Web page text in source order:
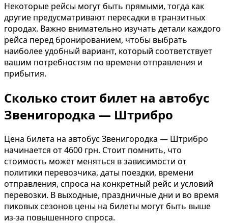
Некоторые рейсы могут быть прямыми, тогда как
другие предусматривают пересадки в транзитных
городах. Важно внимательно изучать детали каждого
рейса перед бронированием, чтобы выбрать
наиболее удобный вариант, который соответствует
вашим потребностям по времени отправления и
прибытия.
Сколько стоит билет на автобус
Звенигородка — Штрибро
Цена билета на автобус Звенигородка — Штрибро
начинается от 4600 грн. Стоит помнить, что
стоимость может меняться в зависимости от
политики перевозчика, даты поездки, времени
отправления, спроса на конкретный рейс и условий
перевозки. В выходные, праздничные дни и во время
пиковых сезонов цены на билеты могут быть выше
из-за повышенного спроса.